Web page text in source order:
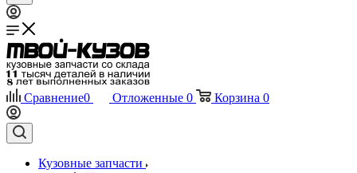
Сравнение0 Отложенные 0 Корзина 0
Кузовные запчасти